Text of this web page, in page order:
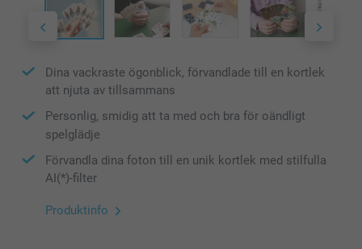
Dina vackraste ögonblick, förvandlade till en kortlek
att njuta av tillsammans
Personlig, smidig att ta med och bra för oändligt
spelglädje
Förvandla dina foton till en unik kortlek med stilfulla
AI(*)-filter
Produktinfo